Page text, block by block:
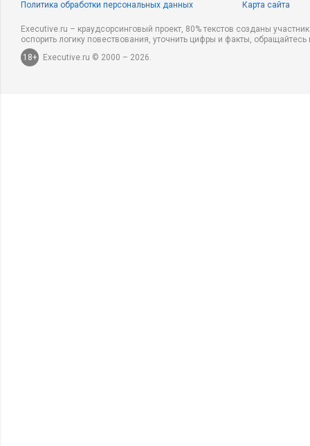
Политика обработки персональных данных Карта сайта
Executive.ru – краудсорсинговый проект, 80% текстов созданы
оспорить логику повествования, уточнить цифры и факты,
18+
Executive.ru © 2000 – 2026.